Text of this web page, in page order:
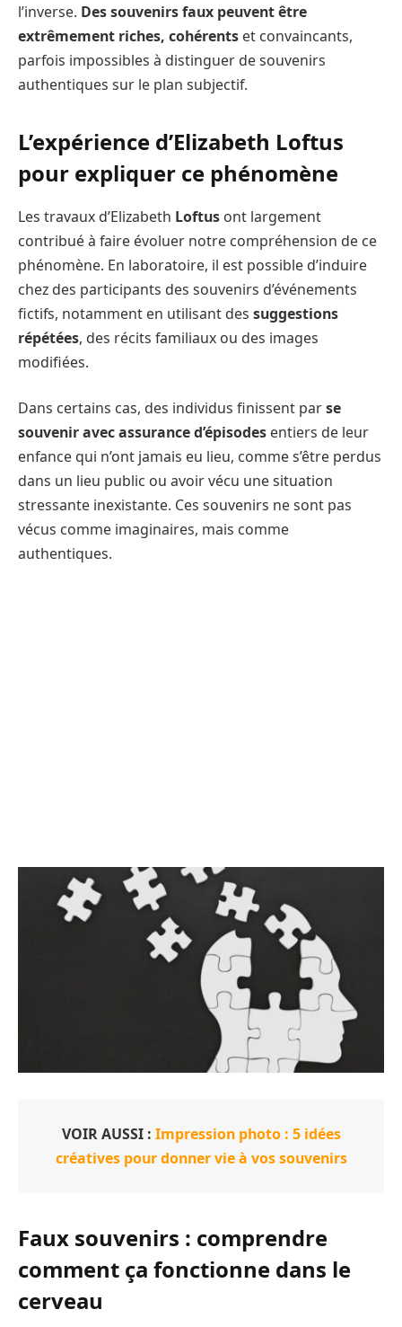
l’inverse. Des souvenirs faux peuvent être
extrêmement riches, cohérents et convaincants,
parfois impossibles à distinguer de souvenirs
authentiques sur le plan subjectif.
L’expérience d’Elizabeth Loftus
pour expliquer ce phénomène
Les travaux d’Elizabeth Loftus ont largement
contribué à faire évoluer notre compréhension de ce
phénomène. En laboratoire, il est possible d’induire
chez des participants des souvenirs d’événements
fictifs, notamment en utilisant des suggestions
répétées, des récits familiaux ou des images
modifiées.
Dans certains cas, des individus finissent parse
souvenir avec assurance d’épisodes entiers de leur
enfance qui n’ont jamais eu lieu, comme s’être perdus
dans un lieu public ou avoir vécu une situation
stressante inexistante. Ces souvenirs ne sont pas
vécus comme imaginaires, mais comme
authentiques.
VOIR AUSSI : Impression photo : 5 idées
créatives pour donner vie à vos souvenirs
Faux souvenirs : comprendre
comment ça fonctionne dans le
cerveau